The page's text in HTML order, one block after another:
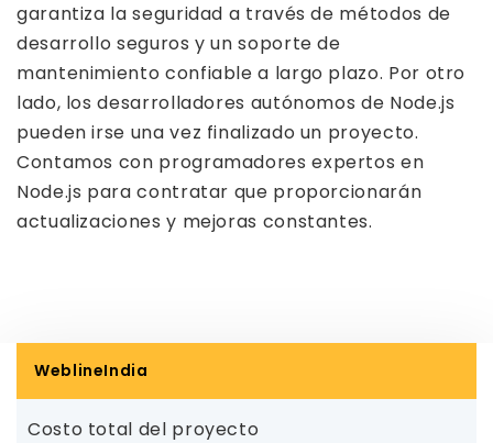
garantiza la seguridad a través de métodos de
desarrollo seguros y un soporte de
mantenimiento confiable a largo plazo. Por otro
lado, los desarrolladores autónomos de Node.js
pueden irse una vez finalizado un proyecto.
Contamos con programadores expertos en
Node.js para contratar que proporcionarán
actualizaciones y mejoras constantes.
WeblineIndia
Costo total del proyecto